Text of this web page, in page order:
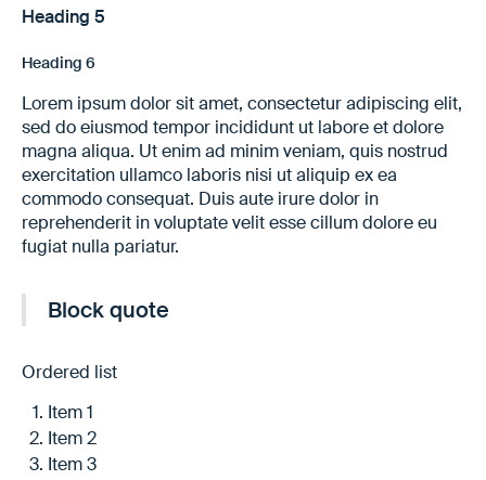
Heading 5
Heading 6
Lorem ipsum dolor sit amet, consectetur adipiscing elit,
sed do eiusmod tempor incididunt ut labore et dolore
magna aliqua. Ut enim ad minim veniam, quis nostrud
exercitation ullamco laboris nisi ut aliquip ex ea
commodo consequat. Duis aute irure dolor in
reprehenderit in voluptate velit esse cillum dolore eu
fugiat nulla pariatur.
Block quote
Ordered list
Item 1
Item 2
Item 3